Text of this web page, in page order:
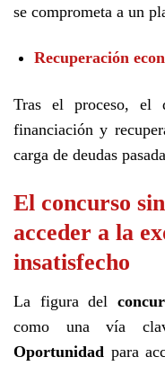
se comprometa a un
Recuperación
Tras el proceso, el
financiación y
carga de deudas
El concurso
acceder a la
insatisfecho
La figura del
como una vía
Oportunidad para